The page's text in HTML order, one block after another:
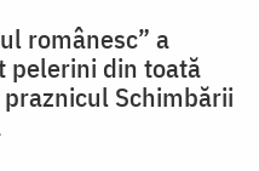
românesc” a
pelerini din toată
Schimbării